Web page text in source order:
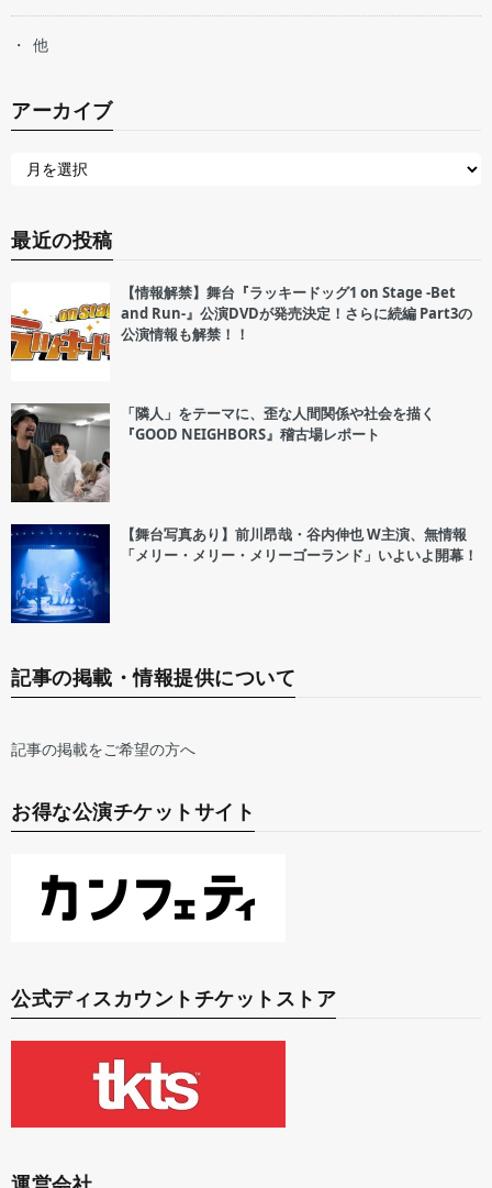
他
アーカイブ
最近の投稿
【情報解禁】舞台『ラッキードッグ1 on Stage -Bet
and Run-』公演DVDが発売決定！さらに続編 Part3の
公演情報も解禁！！
「隣人」をテーマに、歪な人間関係や社会を描く
『GOOD NEIGHBORS』稽古場レポート
【舞台写真あり】前川昂哉・谷内伸也 W主演、無情報
「メリー・メリー・メリーゴーランド」いよいよ開幕！
記事の掲載・情報提供について
記事の掲載をご希望の方へ
お得な公演チケットサイト
公式ディスカウントチケットストア